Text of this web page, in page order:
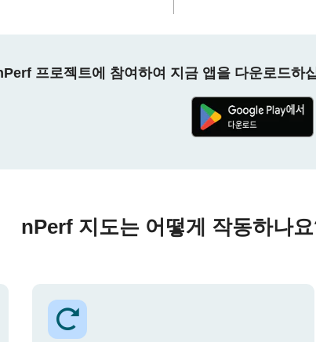
프로젝트에 참여하여 지금 앱을 다운로드하
nPerf 지도는 어떻게 작동하나